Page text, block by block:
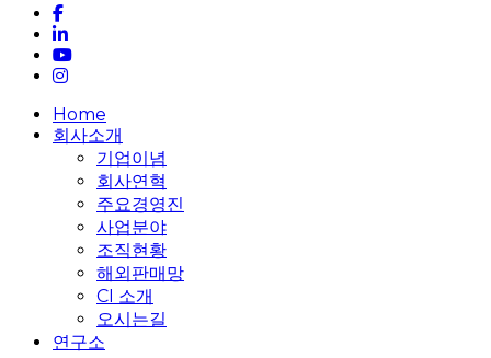
facebook
linkedin
youtube
instagram
Close
Menu
Home
회사소개
기업이념
회사연혁
주요경영진
사업분야
조직현황
해외판매망
CI 소개
오시는길
연구소